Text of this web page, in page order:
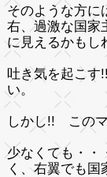
そのような方に
右、過激な国家
に見えるかも
吐き気を起こ
い。
しかし!! このマ
少なくても・・
く、右翼でも